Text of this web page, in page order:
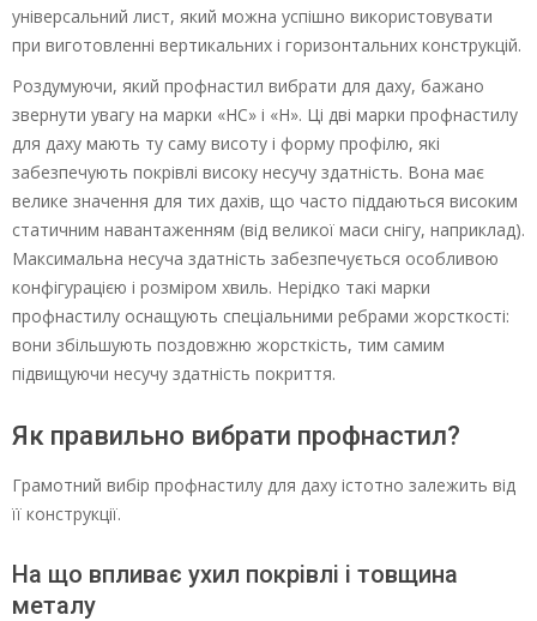
універсальний лист, який можна успішно використовувати
при виготовленні вертикальних і горизонтальних конструкцій.
Роздумуючи, який профнастил вибрати для даху, бажано
звернути увагу на марки «НС» і «Н». Ці дві марки профнастилу
для даху мають ту саму висоту і форму профілю, які
забезпечують покрівлі високу несучу здатність. Вона має
велике значення для тих дахів, що часто піддаються високим
статичним навантаженням (від великої маси снігу, наприклад).
Максимальна несуча здатність забезпечується особливою
конфігурацією і розміром хвиль. Нерідко такі марки
профнастилу оснащують спеціальними ребрами жорсткості:
вони збільшують поздовжню жорсткість, тим самим
підвищуючи несучу здатність покриття.
Як правильно вибрати профнастил?
Грамотний вибір профнастилу для даху істотно залежить від
її конструкції.
На що впливає ухил покрівлі і товщина
металу